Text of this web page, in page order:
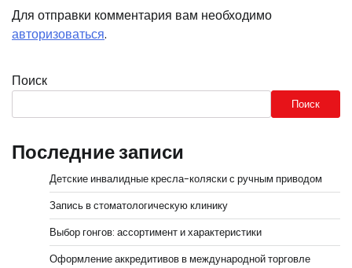
Для отправки комментария вам необходимо
авторизоваться.
Поиск
Поиск
Последние записи
Детские инвалидные кресла-коляски с ручным приводом
Запись в стоматологическую клинику
Выбор гонгов: ассортимент и характеристики
Оформление аккредитивов в международной торговле